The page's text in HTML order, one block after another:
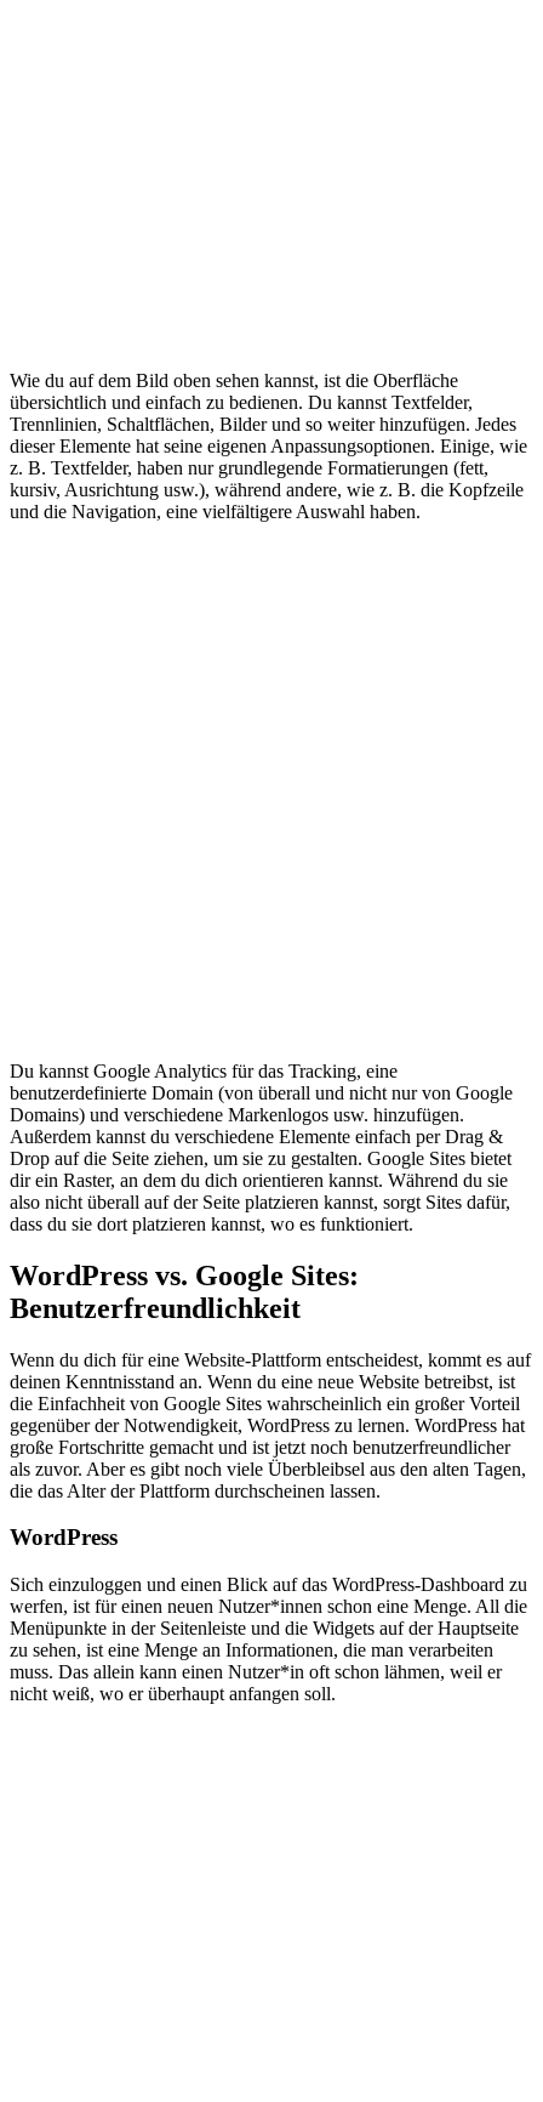
Wie du auf dem Bild oben sehen kannst, ist die Oberfläche
übersichtlich und einfach zu bedienen. Du kannst Textfelder,
Trennlinien, Schaltflächen, Bilder und so weiter hinzufügen. Jedes
dieser Elemente hat seine eigenen Anpassungsoptionen. Einige, wie
z. B. Textfelder, haben nur grundlegende Formatierungen (fett,
kursiv, Ausrichtung usw.), während andere, wie z. B. die Kopfzeile
und die Navigation, eine vielfältigere Auswahl haben.
Du kannst Google Analytics für das Tracking, eine
benutzerdefinierte Domain (von überall und nicht nur von Google
Domains) und verschiedene Markenlogos usw. hinzufügen.
Außerdem kannst du verschiedene Elemente einfach per Drag &
Drop auf die Seite ziehen, um sie zu gestalten. Google Sites bietet
dir ein Raster, an dem du dich orientieren kannst. Während du sie
also nicht überall auf der Seite platzieren kannst, sorgt Sites dafür,
dass du sie dort platzieren kannst, wo es funktioniert.
WordPress vs. Google Sites:
Benutzerfreundlichkeit
Wenn du dich für eine Website-Plattform entscheidest, kommt es auf
deinen Kenntnisstand an. Wenn du eine neue Website betreibst, ist
die Einfachheit von Google Sites wahrscheinlich ein großer Vorteil
gegenüber der Notwendigkeit, WordPress zu lernen. WordPress hat
große Fortschritte gemacht und ist jetzt noch benutzerfreundlicher
als zuvor. Aber es gibt noch viele Überbleibsel aus den alten Tagen,
die das Alter der Plattform durchscheinen lassen.
WordPress
Sich einzuloggen und einen Blick auf das WordPress-Dashboard zu
werfen, ist für einen neuen Nutzer*innen schon eine Menge. All die
Menüpunkte in der Seitenleiste und die Widgets auf der Hauptseite
zu sehen, ist eine Menge an Informationen, die man verarbeiten
muss. Das allein kann einen Nutzer*in oft schon lähmen, weil er
nicht weiß, wo er überhaupt anfangen soll.